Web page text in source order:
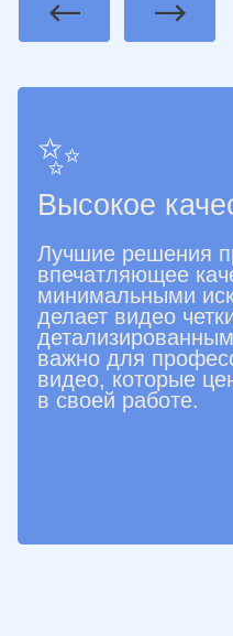
✨
Высокое
Лучшие решения
впечатляющее
минимальными
делает видео
важно для
видео, которые
в своей работе.
PreviousNext